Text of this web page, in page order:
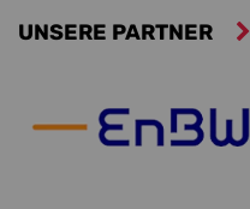
UNSERE PARTNER